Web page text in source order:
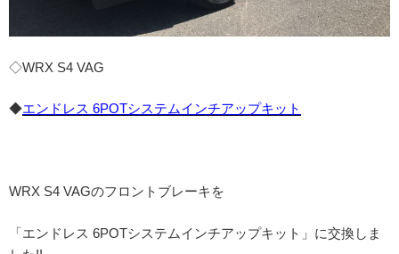
◇WRX S4 VAG
◆エンドレス 6POTシステムインチアップキット
WRX S4 VAGのフロントブレーキを
「エンドレス 6POTシステムインチアップキット」に交換しま